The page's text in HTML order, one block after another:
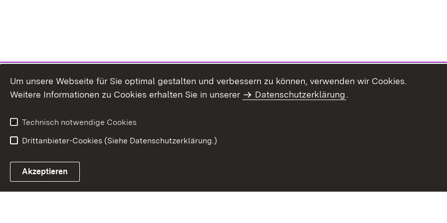
Um unsere Webseite für Sie optimal gestalten und verbessern zu können, verwenden wir Cookies.
Weitere Informationen zu Cookies erhalten Sie in unserer
Datenschutzerklärung.
Technisch notwendige Cookies
Drittanbieter-Cookies (Siehe Datenschutzerklärung.)
Akzeptieren